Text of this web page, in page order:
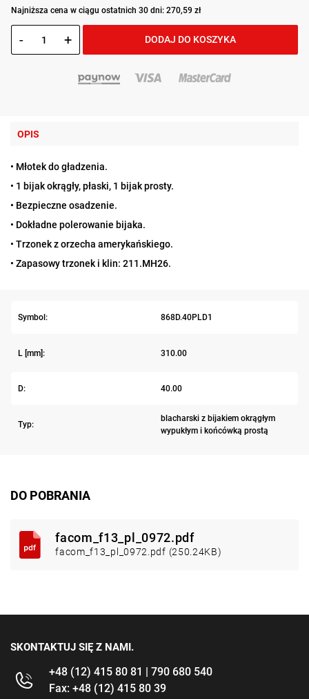
Najniższa cena w ciągu ostatnich 30 dni: 270,59 zł
- + DODAJ DO KOSZYKA
OPIS
• Młotek do gładzenia.
• 1 bijak okrągły, płaski, 1 bijak prosty.
• Bezpieczne osadzenie.
• Dokładne polerowanie bijaka.
• Trzonek z orzecha amerykańskiego.
• Zapasowy trzonek i klin: 211.MH26.
Symbol: 868D.40PLD1
L [mm]: 310.00
D: 40.00
Typ:
blacharski z bijakiem okrągłym
wypukłym i końcówką prostą
DO POBRANIA
facom_f13_pl_0972.pdf
facom_f13_pl_0972.pdf (250.24KB)
SKONTAKTUJ SIĘ Z NAMI.
+48 (12) 415 80 81 | 790 680 540
Fax: +48 (12) 415 80 39